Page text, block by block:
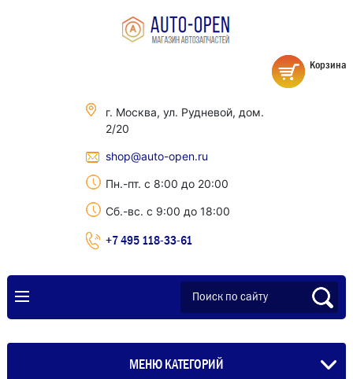
г. Москва, ул. Рудневой, дом.
2/20
shop@auto-open.ru
Пн.-пт. с 8:00 до 20:00
Сб.-вс. с 9:00 до 18:00
+7 495 118-33-61
Корзина
МЕНЮ КАТЕГОРИЙ